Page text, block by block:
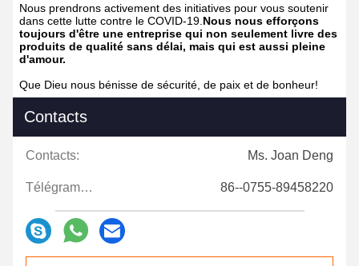
Nous prendrons activement des initiatives pour vous soutenir
dans cette lutte contre le COVID-19. Nous nous efforçons
toujours d'être une entreprise qui non seulement livre des
produits de qualité sans délai, mais qui est aussi pleine
d'amour.
Que Dieu nous bénisse de sécurité, de paix et de bonheur!
Contacts
Contacts: Ms. Joan Deng
Télégramme: 86--0755-89458220